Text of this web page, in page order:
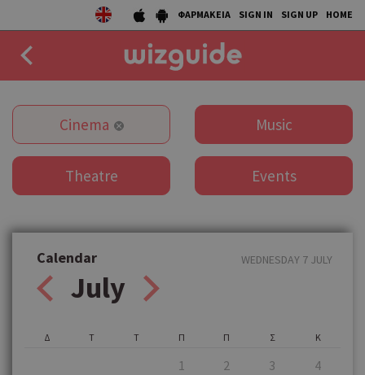
ΦΑΡΜΑΚΕΙΑ SIGN IN SIGN UP HOME
DRINK
COLLECTIONS
STORIES
Cinema Music
Theatre Events
Calendar
July
WEDNESDAY 7 JULY
Δ Τ Τ Π
1
Π
2
Σ
3
Κ
4